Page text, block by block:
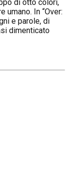
di otto colori,
umano. In “Over:
e parole, di
dimenticato